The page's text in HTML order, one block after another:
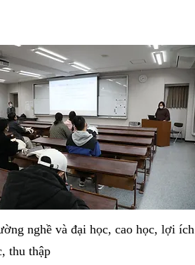
nghề và đại học, cao học, lợi ích
thu thập